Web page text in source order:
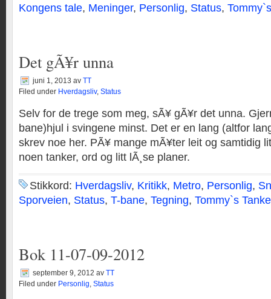
Kongens tale, Meninger, Personlig, Status,
Det gÃ¥r unna
juni 1, 2013 av TT
Filed under Hverdagsliv, Status
Selv for de trege som meg, sÃ¥ gÃ¥r det unna.
bane)hjul i svingene minst. Det er en lang (altfor
skrev noe her. PÃ¥ mange mÃ¥ter leit og samtidig
noen tanker, ord og litt lÃ¸se planer.
Stikkord: Hverdagsliv, Kritikk, Metro, Personlig,
Sporveien, Status, T-bane, Tegning, Tommy`s
Bok 11-07-09-2012
september 9, 2012 av TT
Filed under Personlig, Status